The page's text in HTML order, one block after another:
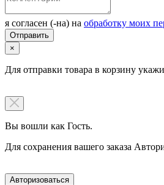
я согласен (-на) на обработку моих
×
Для отправки товара в корзину
Вы вошли как Гость.
Для сохранения вашего заказа
Авторизоваться